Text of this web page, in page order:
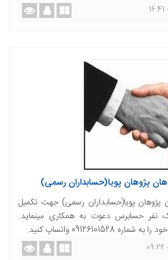
پژوهان پویا(حسابداران رسمی)
پویا(حسابداران رسمی) جهت تکمیل
نفر حسابرس دعوت به همکاری مینماید.
واتساپ کنید.